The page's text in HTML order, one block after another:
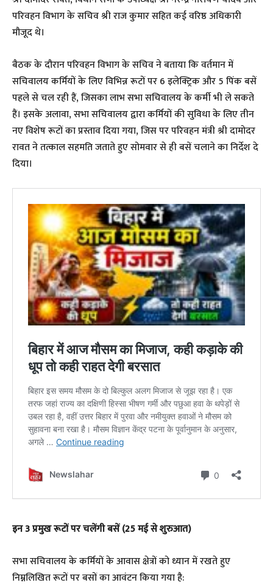
परिवहन विभाग के सचिव श्री राज कुमार सहित कई वरिष्ठ अधिकारी
मौजूद थे।
​बैठक के दौरान परिवहन विभाग के सचिव ने बताया कि वर्तमान में
सचिवालय कर्मियों के लिए विभिन्न रूटों पर 6 इलेक्ट्रिक और 5 पिंक बसें
पहले से चल रही हैं, जिसका लाभ सभा सचिवालय के कर्मी भी ले सकते
हैं। इसके अलावा, सभा सचिवालय द्वारा कर्मियों की सुविधा के लिए तीन
नए विशेष रूटों का प्रस्ताव दिया गया, जिस पर परिवहन मंत्री श्री दामोदर
रावत ने तत्काल सहमति जताते हुए सोमवार से ही बसें चलाने का निर्देश दे
दिया।
​इन 3 प्रमुख रूटों पर चलेंगी बसें (25 मई से शुरुआत)
​सभा सचिवालय के कर्मियों के आवास क्षेत्रों को ध्यान में रखते हुए
निम्नलिखित रूटों पर बसों का आवंटन किया गया है: